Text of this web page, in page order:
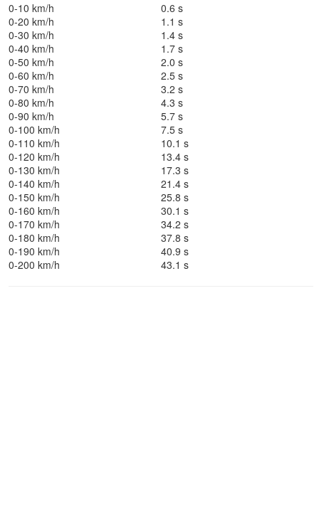
0-10 km/h
0.6 s
0-20 km/h
1.1 s
0-30 km/h
1.4 s
0-40 km/h
1.7 s
0-50 km/h
2.0 s
0-60 km/h
2.5 s
0-70 km/h
3.2 s
0-80 km/h
4.3 s
0-90 km/h
5.7 s
0-100 km/h
7.5 s
0-110 km/h
10.1 s
0-120 km/h
13.4 s
0-130 km/h
17.3 s
0-140 km/h
21.4 s
0-150 km/h
25.8 s
0-160 km/h
30.1 s
0-170 km/h
34.2 s
0-180 km/h
37.8 s
0-190 km/h
40.9 s
0-200 km/h
43.1 s